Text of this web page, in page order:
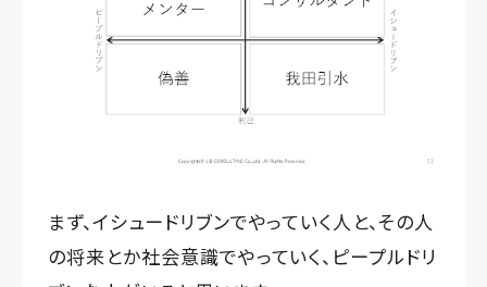
まず、イシュードリブンでやっていく人と、その人
の将来とか社会意識でやっていく、ピープルドリ